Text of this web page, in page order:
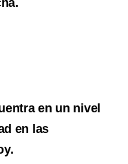
en un nivel
en las